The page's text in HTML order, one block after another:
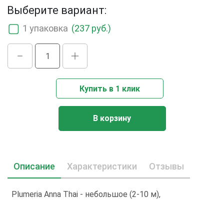
Выберите вариант:
1 упаковка (237 руб.)
Купить в 1 клик
В корзину
Описание Характеристики Отзывы
Plumeria Anna Thai - небольшое (2-10 м),